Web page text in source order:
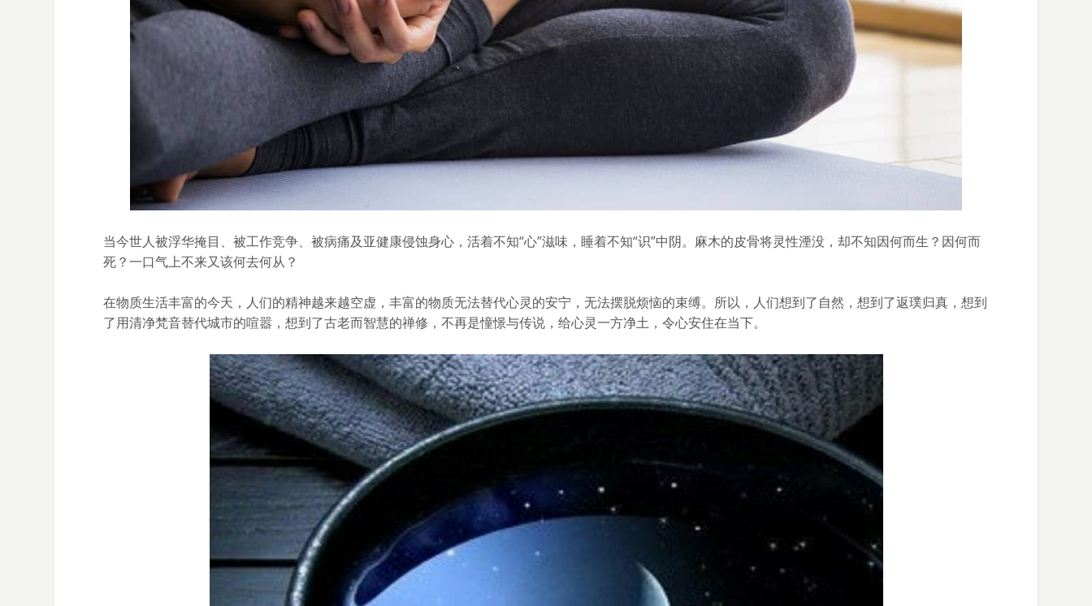
当今世人被浮华掩目、被工作竞争、被病痛及亚健康侵蚀身心，活着不知“心”滋味，睡着不知“识”中阴。麻木的皮骨将灵性湮没，却不知因何而生？因何而
死？一口气上不来又该何去何从？
在物质生活丰富的今天，人们的精神越来越空虚，丰富的物质无法替代心灵的安宁，无法摆脱烦恼的束缚。所以，人们想到了自然，想到了返璞归真，想到
了用清净梵音替代城市的喧嚣，想到了古老而智慧的禅修，不再是憧憬与传说，给心灵一方净土，令心安住在当下。